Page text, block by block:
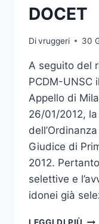
DOCET
Divruggeri 30
A seguito del
PCDM-UNSC
Appello di
26/01/2012,
Giudice di
2012.
selettive e
idonei già